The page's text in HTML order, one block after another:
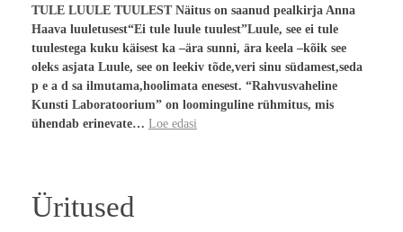
TULE LUULE TUULEST Näitus on saanud pealkirja Anna
Haava luuletusest“Ei tule luule tuulest”Luule, see ei tule
tuulestega kuku käisest ka –ära sunni, ära keela –kõik see
oleks asjata Luule, see on leekiv tõde,veri sinu südamest,seda
p e a d sa ilmutama,hoolimata enesest. “Rahvusvaheline
Kunsti Laboratoorium” on loominguline rühmitus, mis
ühendab erinevate… Loe edasi
Üritused